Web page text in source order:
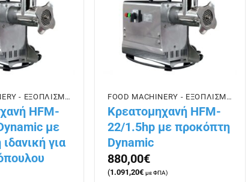
FOOD MACHINERY - ΕΞΟΠΛΙΣΜΟΣ ΕΣΤΙΑΣΗΣ
HFM-
με
για
FOOD MACHINERY - ΕΞΟΠΛΙΣΜΟΣ ΕΣΤΙΑΣΗΣ
Κρεατομηχανή HFM-
22/1.5hp με προκόπτη
Dynamic
880,00€
(1.091,20€ με ΦΠΑ)